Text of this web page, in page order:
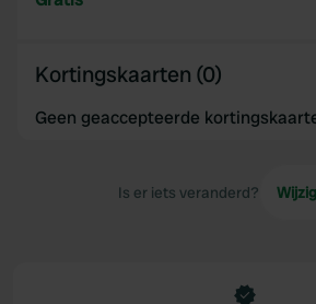
Kortingskaarten (0)
Geen geaccepteerde
Is er iets veranderd?